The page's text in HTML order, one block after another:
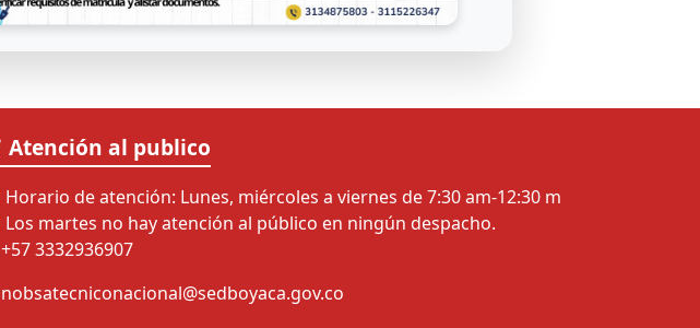
Atención al publico
Horario de atención: Lunes, miércoles a viernes de 7:30 am-12:30 m
Los martes no hay atención al público en ningún despacho.
+57 3332936907
nobsatecniconacional@sedboyaca.gov.co